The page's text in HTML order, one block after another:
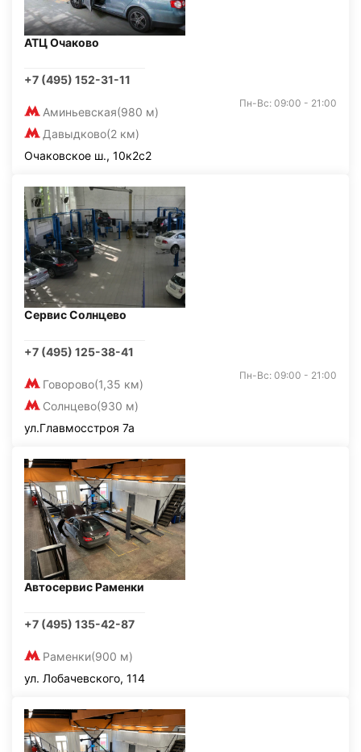
АТЦ Очаково
+7 (495) 152-31-11
Аминьевская(980 м)
Давыдково(2 км)
Пн-Вс: 09:00 - 21:00
Очаковское ш., 10к2с2
Сервис Солнцево
+7 (495) 125-38-41
Говорово(1,35 км)
Солнцево(930 м)
Пн-Вс: 09:00 - 21:00
ул.Главмосстроя 7а
Автосервис Раменки
+7 (495) 135-42-87
Раменки(900 м)
ул. Лобачевского, 114